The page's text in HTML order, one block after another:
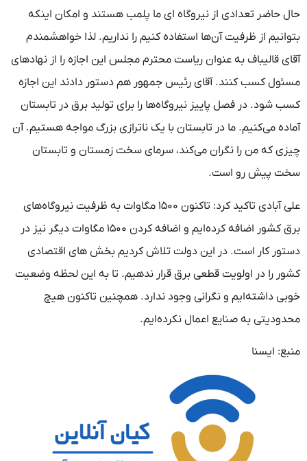
حال حاضر تعدادی از نیروگاه ای ما پلمب هستند و امکان اینکه
بتوانیم از ظرفیت آن‌ها استفاده کنیم را نداریم. لذا خواهشمندم
آقای قالیباف به عنوان ریاست محترم مجلس این اجازه را از نهادهای
مسئول کسب کنند. آقای رئیس جمهور هم دستور دادند این اجازه
کسب شود. در فصل پاییز نیروگاه‌ها را برای تولید برق در تابستان
آماده می‌کنیم. ما در تابستان با یک ناترازی بزرگ مواجه هستیم. آن
چیزی که من را نگران می‌کند، سرمای سخت زمستان و تابستان
سخت پیش رو است.
علی آبادی تاکید کرد: تاکنون ۱۵۰۰ مگاوات به ظرفیت نیروگاه‌های
برق کشور اضافه کرده‌ایم و اضافه کردن ۱۵۰۰ مگاوات دیگر نیز در
دستور کار است. در این دولت تلاش کردیم بخش های اقتصادی
کشور را در اولویت قطعی برق قرار ندهیم. تا به این لحظه وضعیت
خوبی داشته‌ایم و نگرانی وجود ندارد. همچنین تاکنون هیچ
محدودیتی به صنایع اعمال نکرده‌ایم.
منبع: ایسنا